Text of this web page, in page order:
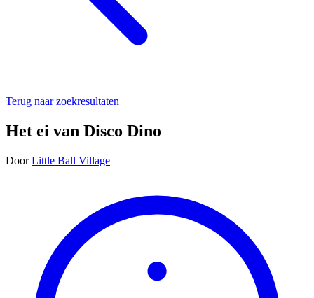
Terug naar zoekresultaten
Het ei van Disco Dino
Door Little Ball Village